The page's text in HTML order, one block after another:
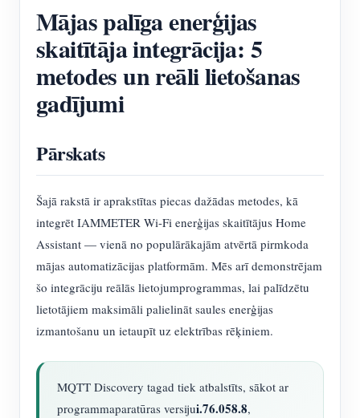
Mājas palīga enerģijas
skaitītāja integrācija: 5
metodes un reāli lietošanas
gadījumi
Pārskats
Šajā rakstā ir aprakstītas piecas dažādas metodes, kā
integrēt IAMMETER Wi-Fi enerģijas skaitītājus Home
Assistant — vienā no populārākajām atvērtā pirmkoda
mājas automatizācijas platformām. Mēs arī demonstrējam
šo integrāciju reālās lietojumprogrammas, lai palīdzētu
lietotājiem maksimāli palielināt saules enerģijas
izmantošanu un ietaupīt uz elektrības rēķiniem.
MQTT Discovery tagad tiek atbalstīts, sākot ar
programmaparatūras versijui.76.058.8,